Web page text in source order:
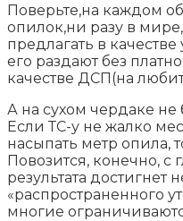
Поверьте,на каждом
опилок,ни разу в
предлагать в
его раздают без
качестве ДСП(на
А на сухом чердаке не
Если ТС-у не жалко
насыпать метр опила,
Повозится, конечно, с
результата достигнет
«распространенного
многие